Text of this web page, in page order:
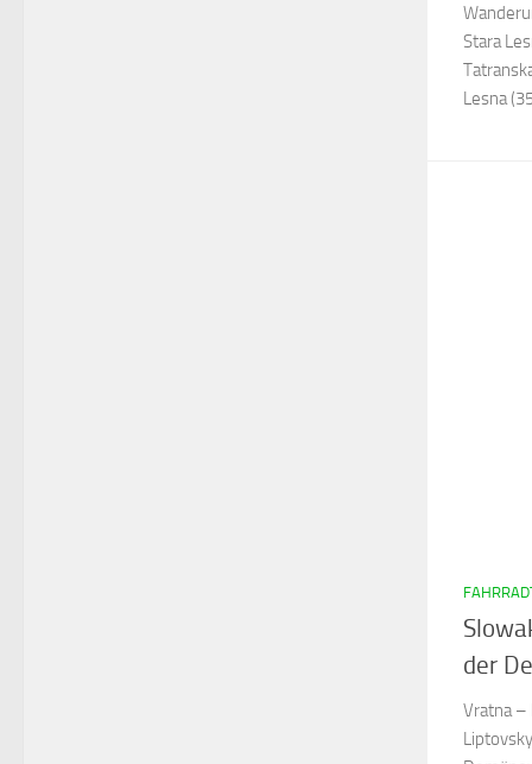
Stara
Lesna
der
Vratna –